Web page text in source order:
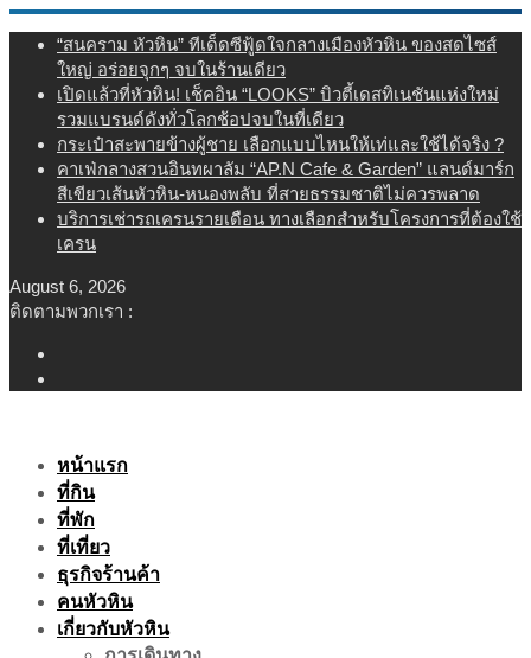
Skip
content
“สนคราม หัวหิน” ทีเด็ดซีฟู้ดใจกลางเมืองหัวหิน ของสดไซส์
ใหญ่ อร่อยจุกๆ จบในร้านเดียว
เปิดแล้วที่หัวหิน! เช็คอิน “LOOKS” บิวตี้เดสทิเนชันแห่งใหม่
รวมแบรนด์ดังทั่วโลกช้อปจบในที่เดียว
กระเป๋าสะพายข้างผู้ชาย เลือกแบบไหนให้เท่และใช้ได้จริง ?
คาเฟ่กลางสวนอินทผาลัม “AP.N Cafe & Garden” แลนด์มาร์ก
สีเขียวเส้นหัวหิน-หนองพลับ ที่สายธรรมชาติไม่ควรพลาด
บริการเช่ารถเครนรายเดือน ทางเลือกสำหรับโครงการที่ต้องใช้
เครน
August 6, 2026
ติดตามพวกเรา :
หน้าแรก
ที่กิน
ที่พัก
ที่เที่ยว
ธุรกิจร้านค้า
คนหัวหิน
เกี่ยวกับหัวหิน